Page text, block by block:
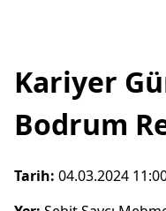
Kariyer
Bodrum
Tarih: 04.03.2024